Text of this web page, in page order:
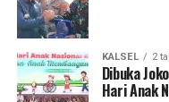
KALSEL 2
Dibuka
Hari Anak